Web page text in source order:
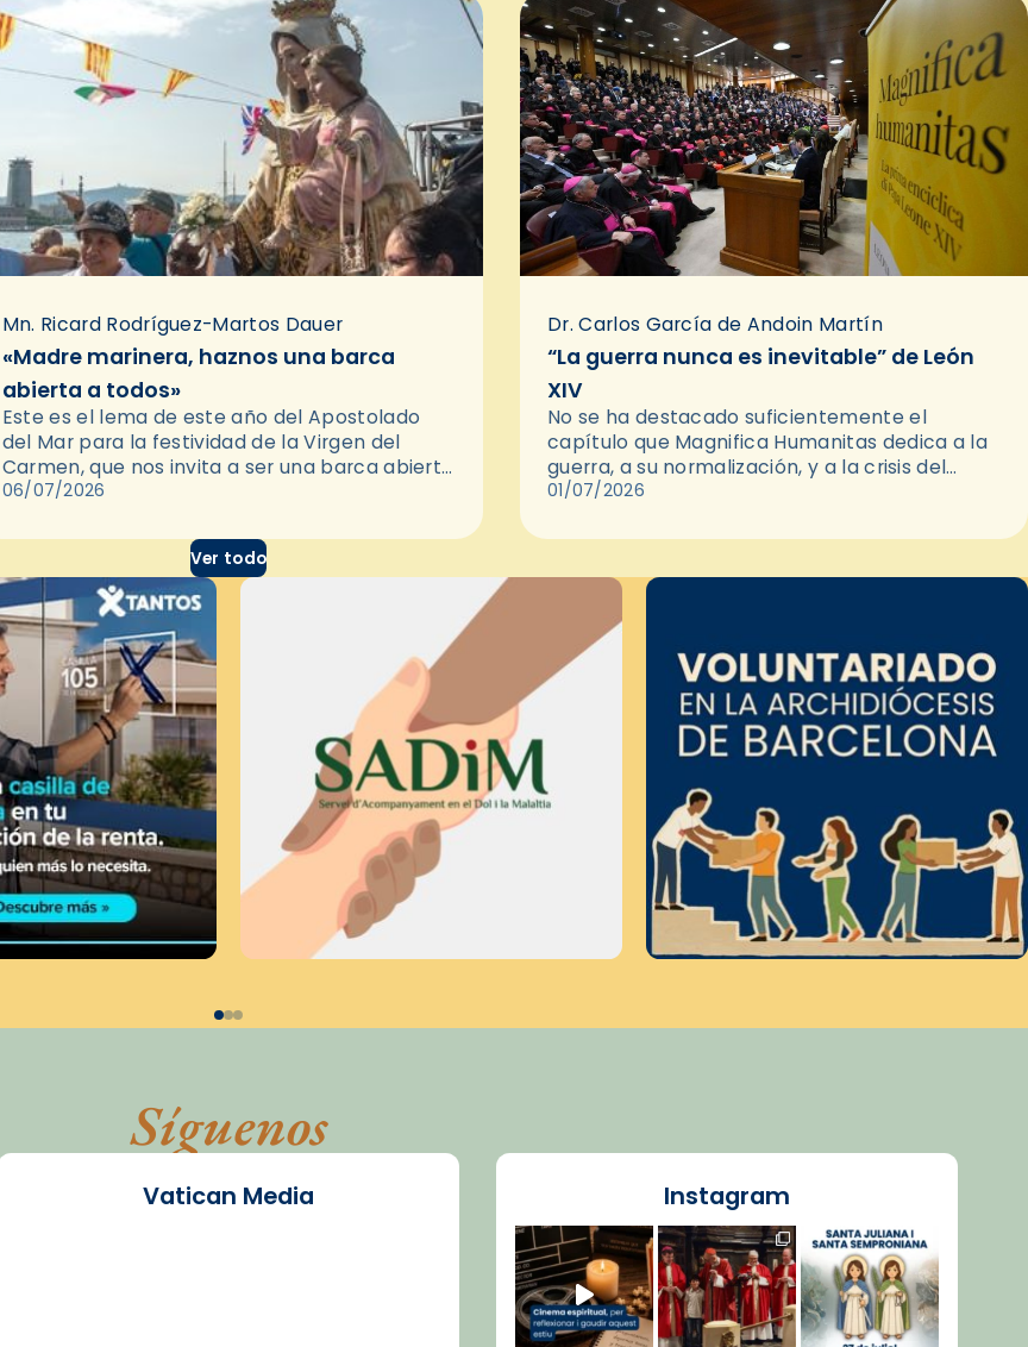
Mn. Ricard Rodríguez-Martos Dauer
«Madre marinera, haznos una barca
abierta a todos»
Este es el lema de este año del Apostolado
del Mar para la festividad de la Virgen del
Carmen, que nos invita a ser una barca abierta
y acogedora. Pedirle esto a…
06/07/2026
Dr. Carlos García de Andoin Martín
“La guerra nunca es inevitable” de León
XIV
No se ha destacado suficientemente el
capítulo que Magnifica Humanitas dedica a la
guerra, a su normalización, y a la crisis del
multilateralismo en las relaciones
01/07/2026
Ver todo
Síguenos
Vatican Media Instagram